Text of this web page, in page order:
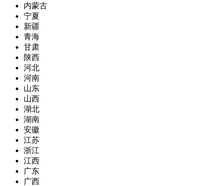
内蒙古
宁夏
新疆
青海
甘肃
陕西
河北
河南
山东
山西
湖北
湖南
安徽
江苏
浙江
江西
广东
广西